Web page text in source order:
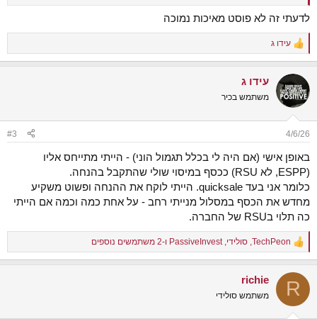
לדעתי זה לא פוסט מאיכות נמוכה
R
e
c
t
i
s
עידו ג
עידו ג
משתמש בכיר
4/6/26
#3
באופן אישי (אם היה לי בכלל תגמול הוני) - הייתי מתייחס אליו
(ESPP, לא RSU) ככסף במיסוי שולי שהתקבל בהנחה.
כלומר אני בעד quicksale. הייתי לוקח את ההנחה ופשוט משקיע
מחדש את הכסף במסלול מנייתי רחב - על אחת כמה וכמה אם הייתי
כה תלוי בRSU של החברה.
R
e
c
i
TechPeon
, סולידי,
PassiveInvest ו-2 משתמשים נוספים
R
richie
משתמש סולידי